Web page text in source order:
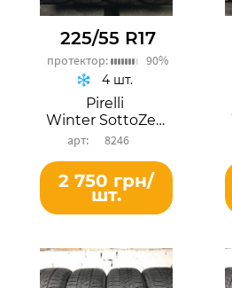
225/55 R17
протектор: 90%
Pirelli
Winter SottoZero 3
8246
4 шт.
2 750 грн/
шт.